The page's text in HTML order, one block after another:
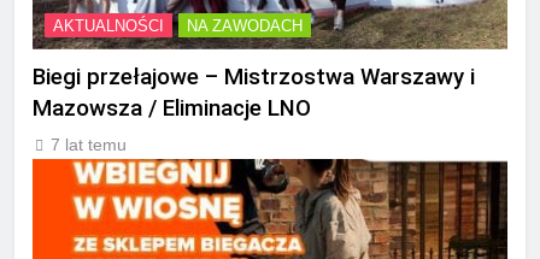
AKTUALNOŚCI NA ZAWODACH
Biegi przełajowe – Mistrzostwa Warszawy i
Mazowsza / Eliminacje LNO
7 lat temu